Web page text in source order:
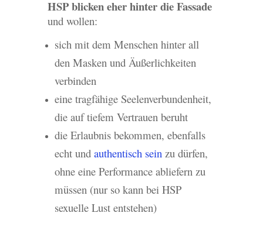
HSP blicken eher hinter die Fassade
und wollen:
sich mit dem Menschen hinter all
den Masken und Äußerlichkeiten
verbinden
eine tragfähige Seelenverbundenheit,
die auf tiefem Vertrauen beruht
die Erlaubnis bekommen, ebenfalls
echt und authentisch seinzu dürfen,
ohne eine Performance abliefern zu
müssen (nur so kann bei HSP
sexuelle Lust entstehen)